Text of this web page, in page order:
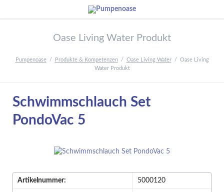
Oase Living Water Produkt
Pumpenoase Produkte & Kompetenzen Oase Living Water
Oase Living
Water Produkt
Schwimmschlauch Set
PondoVac 5
Artikelnummer: 5000120